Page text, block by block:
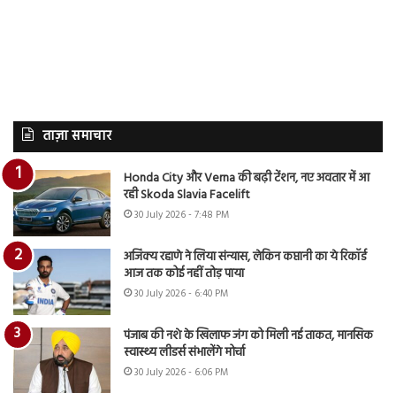
ताज़ा समाचार
Honda City और Verna की बढ़ी टेंशन, नए अवतार में आ
रही Skoda Slavia Facelift
30 July 2026 - 7:48 PM
अजिंक्य रहाणे ने लिया संन्यास, लेकिन कप्तानी का ये रिकॉर्ड
आज तक कोई नहीं तोड़ पाया
30 July 2026 - 6:40 PM
पंजाब की नशे के खिलाफ जंग को मिली नई ताकत, मानसिक
स्वास्थ्य लीडर्स संभालेंगे मोर्चा
30 July 2026 - 6:06 PM